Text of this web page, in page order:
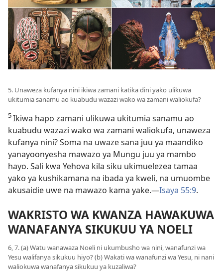
5. Unaweza kufanya nini ikiwa zamani katika dini yako ulikuwa
ukitumia sanamu ao kuabudu wazazi wako wa zamani waliokufa?
5Ikiwa hapo zamani ulikuwa ukitumia sanamu ao
kuabudu wazazi wako wa zamani waliokufa, unaweza
kufanya nini? Soma na uwaze sana juu ya maandiko
yanayoonyesha mawazo ya Mungu juu ya mambo
hayo. Sali kwa Yehova kila siku ukimuelezea tamaa
yako ya kushikamana na ibada ya kweli, na umuombe
akusaidie uwe na mawazo kama yake.​—Isaya 55:9.
WAKRISTO WA KWANZA HAWAKUWA
WANAFANYA SIKUKUU YA NOELI
6, 7. (a) Watu wanawaza Noeli ni ukumbusho wa nini, wanafunzi wa
Yesu walifanya sikukuu hiyo? (b) Wakati wa wanafunzi wa Yesu, ni nani
waliokuwa wanafanya sikukuu ya kuzaliwa?